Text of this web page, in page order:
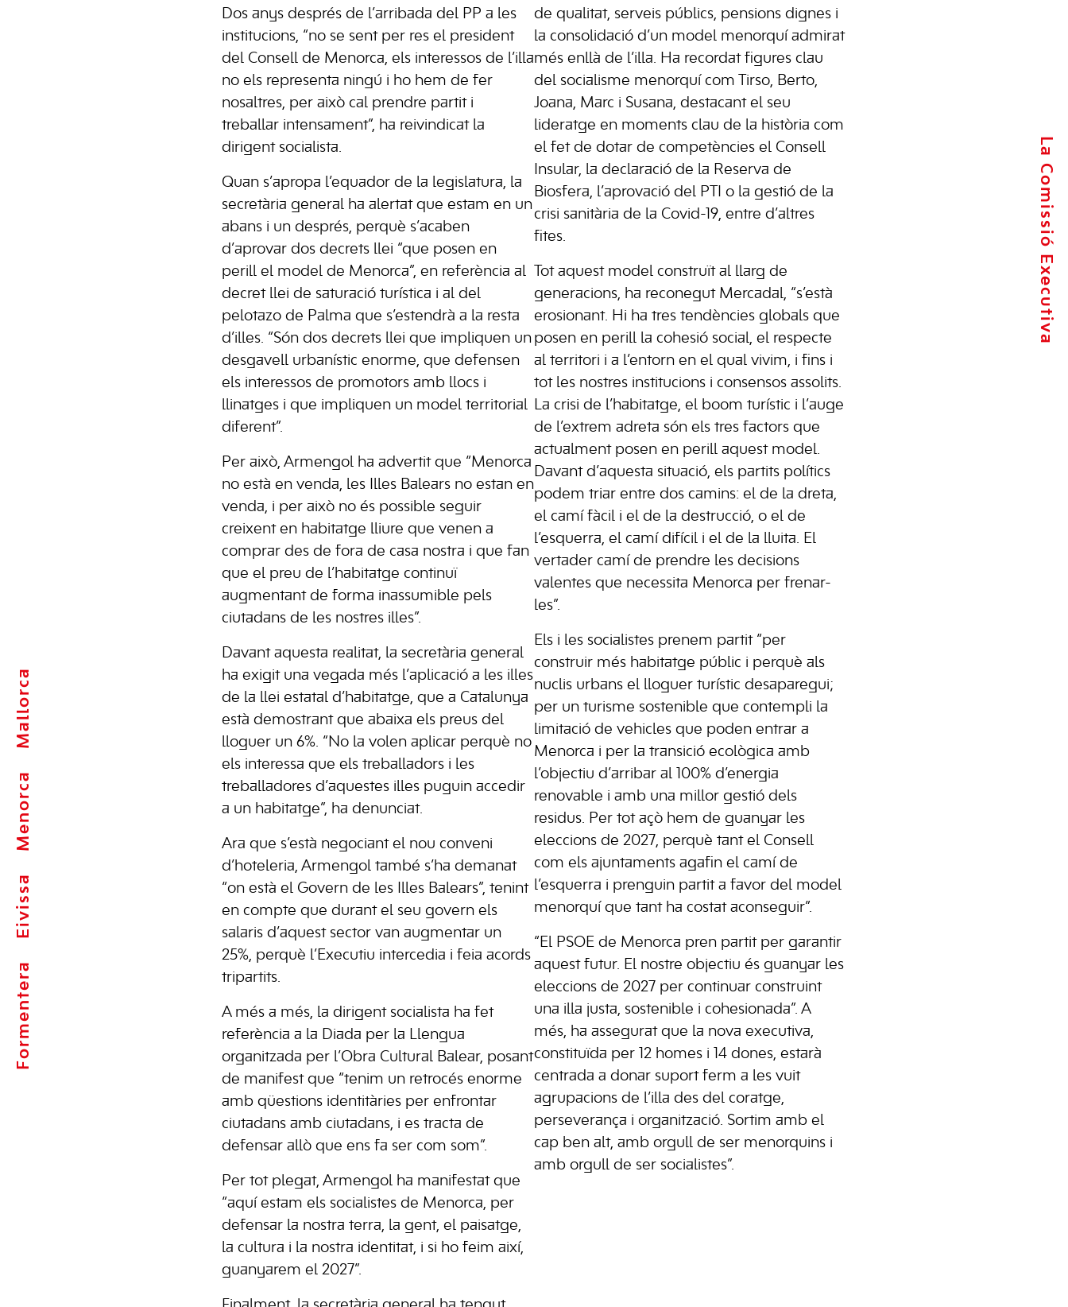
Formentera
Eivissa
Menorca
Mallorca
La Comissió Executiva
Dos anys després de l’arribada del PP a les
institucions, “no se sent per res el president
del Consell de Menorca, els interessos de l’illa
no els representa ningú i ho hem de fer
nosaltres, per això cal prendre partit i
treballar intensament”, ha reivindicat la
dirigent socialista.
Quan s’apropa l’equador de la legislatura, la
secretària general ha alertat que estam en un
abans i un després, perquè s’acaben
d’aprovar dos decrets llei “que posen en
perill el model de Menorca”, en referència al
decret llei de saturació turística i al del
pelotazo de Palma que s’estendrà a la resta
d’illes. “Són dos decrets llei que impliquen un
desgavell urbanístic enorme, que defensen
els interessos de promotors amb llocs i
llinatges i que impliquen un model territorial
diferent”.
Per això, Armengol ha advertit que “Menorca
no està en venda, les Illes Balears no estan en
venda, i per això no és possible seguir
creixent en habitatge lliure que venen a
comprar des de fora de casa nostra i que fan
que el preu de l’habitatge continuï
augmentant de forma inassumible pels
ciutadans de les nostres illes”.
Davant aquesta realitat, la secretària general
ha exigit una vegada més l’aplicació a les illes
de la llei estatal d’habitatge, que a Catalunya
està demostrant que abaixa els preus del
lloguer un 6%. “No la volen aplicar perquè no
els interessa que els treballadors i les
treballadores d’aquestes illes puguin accedir
a un habitatge”, ha denunciat.
Ara que s’està negociant el nou conveni
d’hoteleria, Armengol també s’ha demanat
“on està el Govern de les Illes Balears”, tenint
en compte que durant el seu govern els
salaris d’aquest sector van augmentar un
25%, perquè l’Executiu intercedia i feia acords
tripartits.
A més a més, la dirigent socialista ha fet
referència a la Diada per la Llengua
organitzada per l’Obra Cultural Balear, posant
de manifest que “tenim un retrocés enorme
amb qüestions identitàries per enfrontar
ciutadans amb ciutadans, i es tracta de
defensar allò que ens fa ser com som”.
Per tot plegat, Armengol ha manifestat que
“aquí estam els socialistes de Menorca, per
defensar la nostra terra, la gent, el paisatge,
la cultura i la nostra identitat, i si ho feim així,
guanyarem el 2027”.
de qualitat, serveis públics, pensions dignes i
la consolidació d’un model menorquí admirat
més enllà de l’illa. Ha recordat figures clau
del socialisme menorquí com Tirso, Berto,
Joana, Marc i Susana, destacant el seu
lideratge en moments clau de la història com
el fet de dotar de competències el Consell
Insular, la declaració de la Reserva de
Biosfera, l’aprovació del PTI o la gestió de la
crisi sanitària de la Covid-19, entre d’altres
fites.
Tot aquest model construït al llarg de
generacions, ha reconegut Mercadal, “s’està
erosionant. Hi ha tres tendències globals que
posen en perill la cohesió social, el respecte
al territori i a l’entorn en el qual vivim, i fins i
tot les nostres institucions i consensos assolits.
La crisi de l’habitatge, el boom turístic i l’auge
de l’extrem adreta són els tres factors que
actualment posen en perill aquest model.
Davant d’aquesta situació, els partits polítics
podem triar entre dos camins: el de la dreta,
el camí fàcil i el de la destrucció, o el de
l’esquerra, el camí difícil i el de la lluita. El
vertader camí de prendre les decisions
valentes que necessita Menorca per frenar-
les”.
Els i les socialistes prenem partit “per
construir més habitatge públic i perquè als
nuclis urbans el lloguer turístic desaparegui;
per un turisme sostenible que contempli la
limitació de vehicles que poden entrar a
Menorca i per la transició ecològica amb
l’objectiu d’arribar al 100% d’energia
renovable i amb una millor gestió dels
residus. Per tot açò hem de guanyar les
eleccions de 2027, perquè tant el Consell
com els ajuntaments agafin el camí de
l’esquerra i prenguin partit a favor del model
menorquí que tant ha costat aconseguir”.
“El PSOE de Menorca pren partit per garantir
aquest futur. El nostre objectiu és guanyar les
eleccions de 2027 per continuar construint
una illa justa, sostenible i cohesionada”. A
més, ha assegurat que la nova executiva,
constituïda per 12 homes i 14 dones, estarà
centrada a donar suport ferm a les vuit
agrupacions de l’illa des del coratge,
perseverança i organització. Sortim amb el
cap ben alt, amb orgull de ser menorquins i
amb orgull de ser socialistes”.